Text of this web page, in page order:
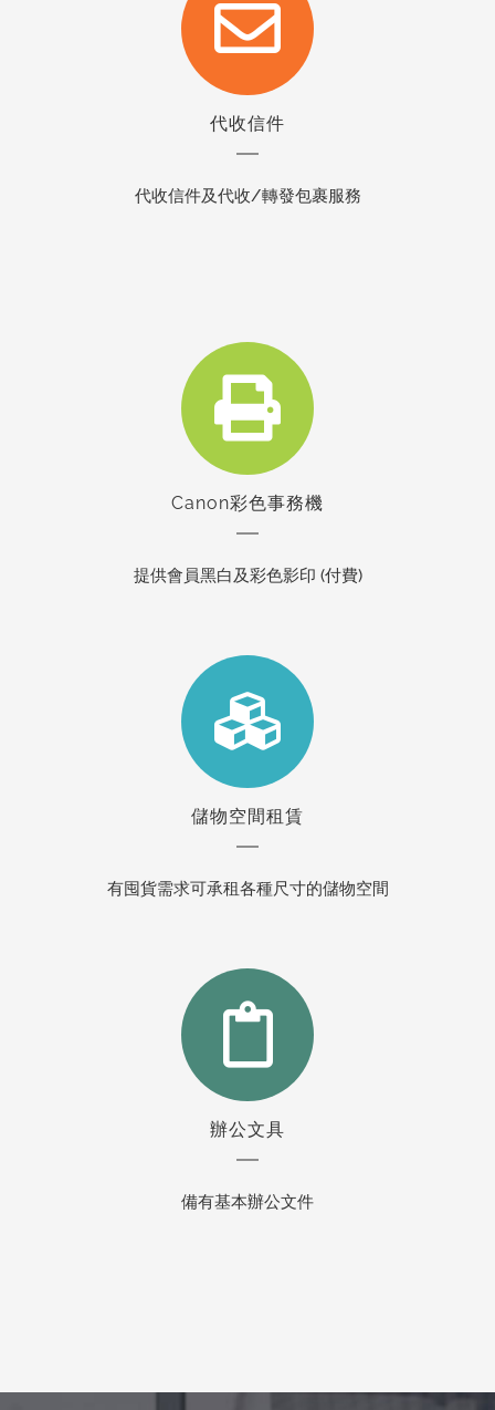
代收信件
代收信件及代收/轉發包裹服務
Canon彩色事務機
提供會員黑白及彩色影印 (付費)
儲物空間租賃
有囤貨需求可承租各種尺寸的儲物空間
辦公文具
備有基本辦公文件